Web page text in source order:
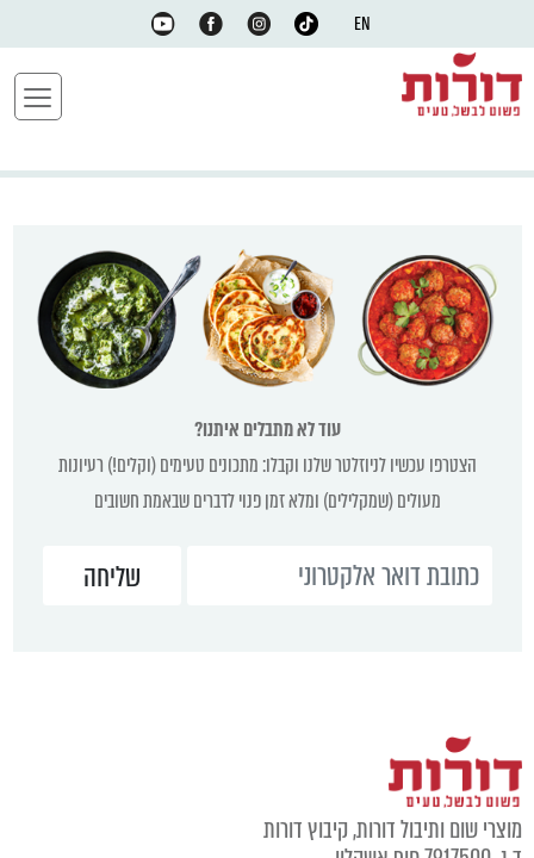
EN
עוד לא מתבלים איתנו?
הצטרפו עכשיו לניוזלטר שלנו וקבלו: מתכונים טעימים (וקלים!) רעיונות
מעולים (שמקלילים) ומלא זמן פנוי לדברים שבאמת חשובים
מוצרי שום ותיבול דורות, קיבוץ דורות